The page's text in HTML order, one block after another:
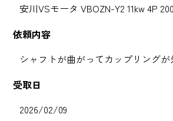
安川VSモータ VBOZN-Y2 11kw 4P
依頼内容
シャフトが曲がってカップリングが
受取日
2026/02/09